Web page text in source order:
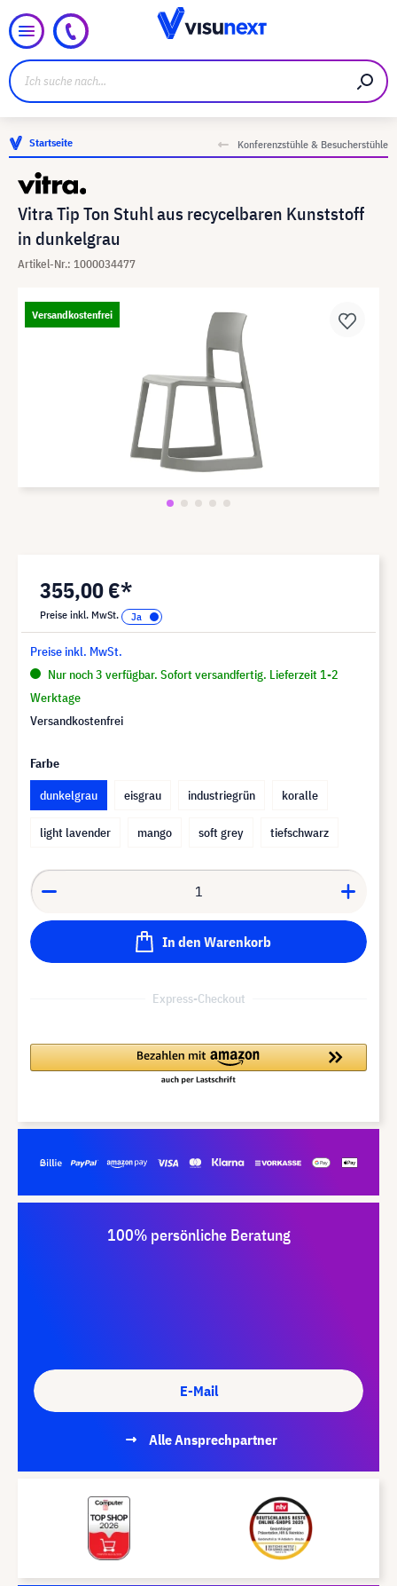
Startseite Konferenzstühle & Besucherstühle
Vitra Tip Ton Stuhl aus recycelbaren Kunststoff
in dunkelgrau
Artikel-Nr.: 1000034477
Versandkostenfrei
355,00 €*
Preise inkl. MwSt.
Preise inkl. MwSt.
Nur noch 3 verfügbar. Sofort versandfertig. Lieferzeit 1-2
Werktage
Versandkostenfrei
Farbe
dunkelgrau
eisgrau industriegrün koralle
light lavender mango soft grey tiefschwarz
In den Warenkorb
Express-Checkout
100% persönliche Beratung
E-Mail
Alle Ansprechpartner